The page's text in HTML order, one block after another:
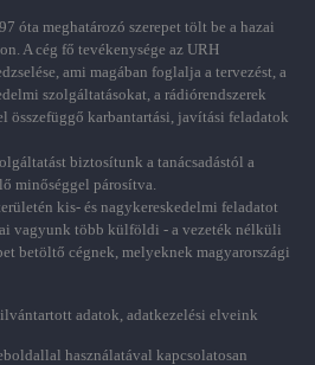
óta meghatározó szerepet tölt be a hazai
A cég fő tevékenysége az URH
ami magában foglalja a tervezést, a
szolgáltatásokat, a rádiórendszerek
összefüggő karbantartási, javítási feladatok
biztosítunk a tanácsadástól a
minőséggel párosítva.
kis- és nagykereskedelmi feladatot
vagyunk több külföldi - a vezeték nélküli
betöltő cégnek, melyeknek magyarországi
adatok, adatkezelési elveink
használatával kapcsolatosan